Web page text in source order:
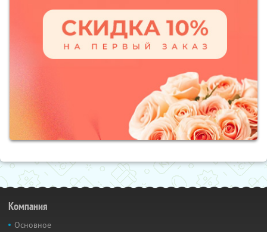
Компания
Основное